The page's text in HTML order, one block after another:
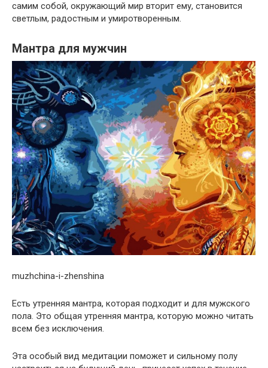
самим собой, окружающий мир вторит ему, становится
светлым, радостным и умиротворенным.
Мантра для мужчин
muzhchina-i-zhenshina
Есть утренняя мантра, которая подходит и для мужского
пола. Это общая утренняя мантра, которую можно читать
всем без исключения.
Эта особый вид медитации поможет и сильному полу